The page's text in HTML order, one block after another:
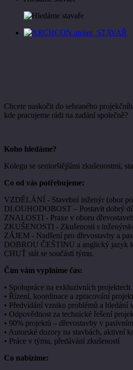
Chcete naskočit do sehraného
kde pracujeme rádi na zadání společně?
Koho hledáme?
Kolegu se seniorštějšími zkušenostmi,
Co od vás potřebujeme:
VZDĚLÁNÍ - Stavební inženýr (obor
DLOUHODOBOST – Postavit dobrý
ZNALOSTI - Praxe v oboru
ZKUŠENOSTI - Zkušenosti s
ZÁJEM - Nadšení pro dřevostavby a
DOBROU ČEŠTINU a anglický jazyk
CHUŤ stát se součástí týmu.
Čím vám vyplníme čas:
• Spolupráce na exkluzivních
• Řízení, koordinace a zpracování
• Předvídání vzniku problémů a hledání
• Odpovědnost za technické řešení
• 90% projektů – dřevostavby v
• Autorské dozory na stavbách, aktivní
• Práce v týmu, předávání zkušeností
Co nabízíme: